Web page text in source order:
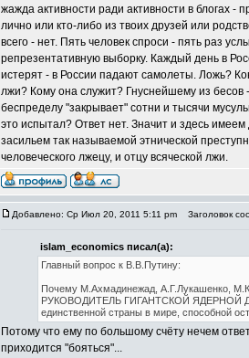
жажда активности ради активности в блогах -
лично или кто-либо из твоих друзей или
всего - нет. Пять человек спроси - пять раз
репрезентативную выборку. Каждый день в
истерят - в России падают самолеты. Ложь?
лжи? Кому она служит? Гнуснейшему из
беспределу "закрывает" сотни и тысячи
это испытал? Ответ нет. Значит и здесь
засильем так называемой этнической
человеческого лжецу, и отцу всяческой лжи.
Добавлено: Ср Июл 20, 2011 5:11 pm Заголовок
islam_economics писал(а):
Главный вопрос к В.В.Путину:
Почему М.Ахмадинежад, А.Г.Лукашенко,
РУКОВОДИТЕЛЬ ГИГАНТСКОЙ ЯДЕРНОЙ
единственной страны в мире, способной
Потому что ему по большому счёту нечем
приходится "бояться"...